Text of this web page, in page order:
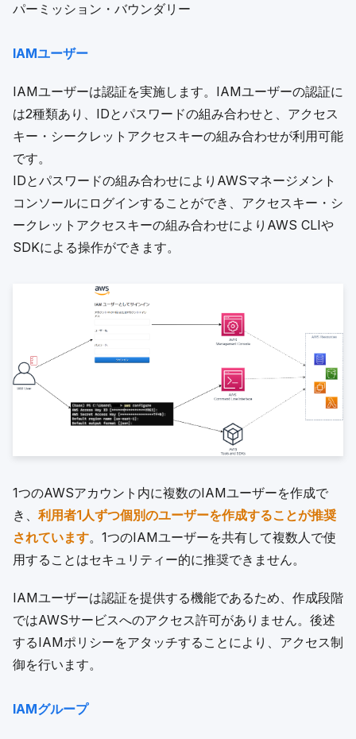
パーミッション・バウンダリー
IAMユーザー
IAMユーザーは認証を実施します。IAMユーザーの認証に
は2種類あり、IDとパスワードの組み合わせと、アクセス
キー・シークレットアクセスキーの組み合わせが利用可能
です。
IDとパスワードの組み合わせによりAWSマネージメント
コンソールにログインすることができ、アクセスキー・シ
ークレットアクセスキーの組み合わせによりAWS CLIや
SDKによる操作ができます。
1つのAWSアカウント内に複数のIAMユーザーを作成で
き、 利用者1人ずつ個別のユーザーを作成することが推奨
されています。1つのIAMユーザーを共有して複数人で使
用することはセキュリティー的に推奨できません。
IAMユーザーは認証を提供する機能であるため、作成段階
ではAWSサービスへのアクセス許可がありません。後述
するIAMポリシーをアタッチすることにより、アクセス制
御を行います。
IAMグループ